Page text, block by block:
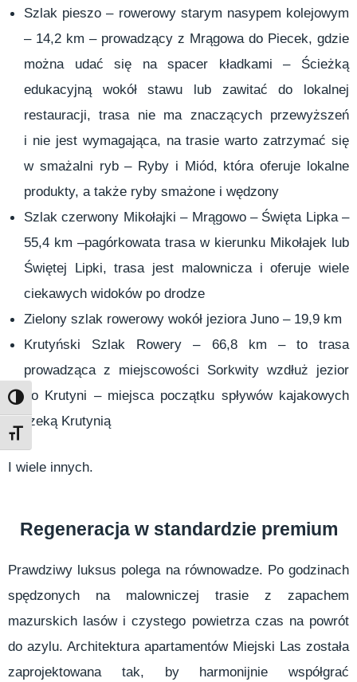
Toggle High Contrast
Toggle Font size
Szlak pieszo – rowerowy starym nasypem kolejowym
– 14,2 km – prowadzący z Mrągowa do Piecek, gdzie
można udać się na spacer kładkami – Ścieżką
edukacyjną wokół stawu lub zawitać do lokalnej
restauracji, trasa nie ma znaczących przewyższeń
i nie jest wymagająca, na trasie warto zatrzymać się
w smażalni ryb – Ryby i Miód, która oferuje lokalne
produkty, a także ryby smażone i wędzony
Szlak czerwony Mikołajki – Mrągowo – Święta Lipka –
55,4 km –pagórkowata trasa w kierunku Mikołajek lub
Świętej Lipki, trasa jest malownicza i oferuje wiele
ciekawych widoków po drodze
Zielony szlak rowerowy wokół jeziora Juno – 19,9 km
Krutyński Szlak Rowery – 66,8 km – to trasa
prowadząca z miejscowości Sorkwity wzdłuż jezior
do Krutyni – miejsca początku spływów kajakowych
rzeką Krutynią
I wiele innych.
Regeneracja w standardzie premium
Prawdziwy luksus polega na równowadze. Po godzinach
spędzonych na malowniczej trasie z zapachem
mazurskich lasów i czystego powietrza czas na powrót
do azylu. Architektura apartamentów Miejski Las została
zaprojektowana tak, by harmonijnie współgrać